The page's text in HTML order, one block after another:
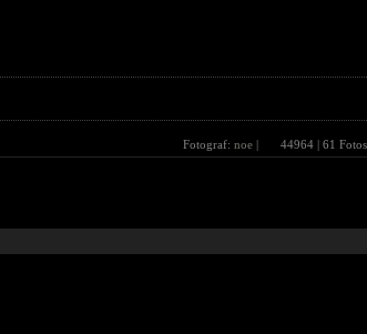
Fotograf: noe | 44964 | 61 Fotos